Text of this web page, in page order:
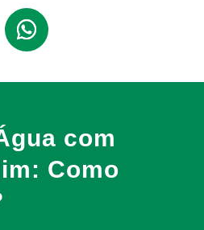
com
Como